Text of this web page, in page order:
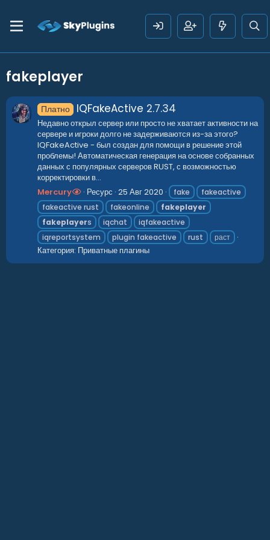
fakeplayer
Платно IQFakeActive 2.7.34
Недавно открыл сервер или просто не хватает активности на
сервере и игроки долго не задерживаются из-за этого?
IQFakeActive - был создан для помощи в решение этой
проблемы! Автоматическая генерация на основе собранных
данных с популярных серверов RUST, с возможностью
корректировки в...
Mercury
Ресурс 25 Авг 2020 fake
fakeactive
fakeactive rust
fakeonline
fakeplayer
fakeplayers iqchat
iqfakeactive
iqreportsystem
plugin fakeactive rust раст
Категория: Приватные плагины